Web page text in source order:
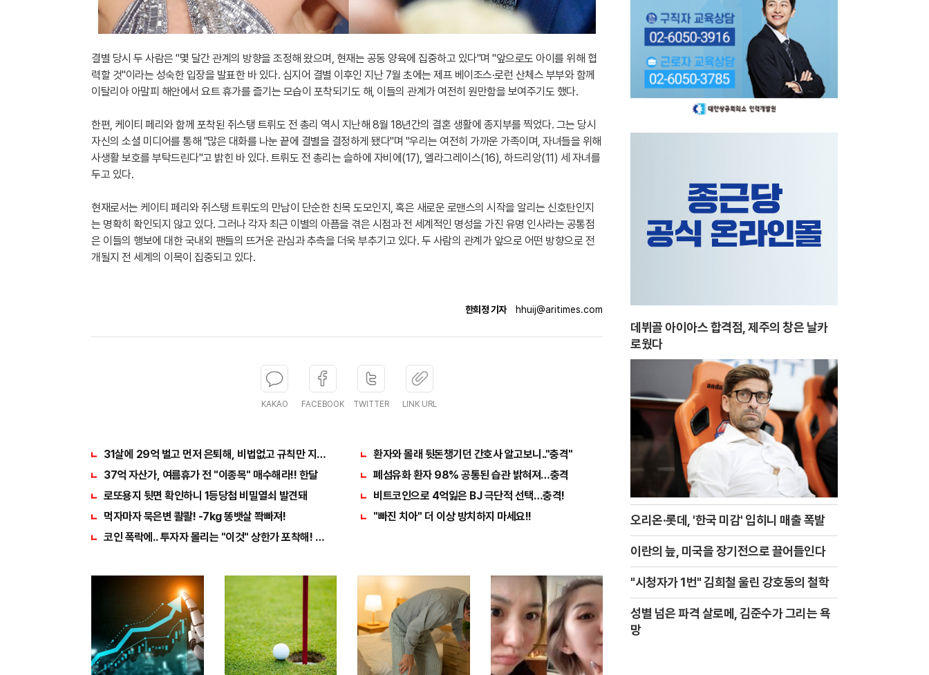
결별 당시 두 사람은 "몇 달간 관계의 방향을 조정해 왔으며, 현재는 공동 양육에 집중하고 있다"며 "앞으로도 아이를 위해 협
력할 것"이라는 성숙한 입장을 발표한 바 있다. 심지어 결별 이후인 지난 7월 초에는 제프 베이조스·로런 산체스 부부와 함께
이탈리아 아말피 해안에서 요트 휴가를 즐기는 모습이 포착되기도 해, 이들의 관계가 여전히 원만함을 보여주기도 했다.
한편, 케이티 페리와 함께 포착된 쥐스탱 트뤼도 전 총리 역시 지난해 8월 18년간의 결혼 생활에 종지부를 찍었다. 그는 당시
자신의 소셜 미디어를 통해 "많은 대화를 나눈 끝에 결별을 결정하게 됐다"며 "우리는 여전히 가까운 가족이며, 자녀들을 위해
사생활 보호를 부탁드린다"고 밝힌 바 있다. 트뤼도 전 총리는 슬하에 자비에(17), 엘라그레이스(16), 하드리앙(11) 세 자녀를
두고 있다.
현재로서는 케이티 페리와 쥐스탱 트뤼도의 만남이 단순한 친목 도모인지, 혹은 새로운 로맨스의 시작을 알리는 신호탄인지
는 명확히 확인되지 않고 있다. 그러나 각자 최근 이별의 아픔을 겪은 시점과 전 세계적인 명성을 가진 유명 인사라는 공통점
은 이들의 행보에 대한 국내외 팬들의 뜨거운 관심과 추측을 더욱 부추기고 있다. 두 사람의 관계가 앞으로 어떤 방향으로 전
개될지 전 세계의 이목이 집중되고 있다.
한희정 기자 hhuij@aritimes.com
KAKAO FACEBOOK TWITTER LINK URL
31살에 29억 벌고 먼저 은퇴해, 비법없고 규칙만 지켰다!
37억 자산가, 여름휴가 전 "이종목" 매수해라!! 한달
로또용지 뒷면 확인하니 1등당첨 비밀열쇠 발견돼
먹자마자 묵은변 콸콸! -7kg 똥뱃살 쫙빠져!
코인 폭락에.. 투자자 몰리는 "이것" 상한가 포착해! 미리 투자..
환자와 몰래 뒷돈챙기던 간호사 알고보니.."충격"
폐섬유화 환자 98% 공통된 습관 밝혀져…충격
비트코인으로 4억잃은 BJ 극단적 선택…충격!
"빠진 치아" 더 이상 방치하지 마세요!!
데뷔골 아이아스 합격점, 제주의 창은 날카
로웠다
오리온·롯데, '한국 미감' 입히니 매출 폭발
이란의 늪, 미국을 장기전으로 끌어들인다
"시청자가 1번" 김희철 울린 강호동의 철학
성별 넘은 파격 살로메, 김준수가 그리는 욕
망